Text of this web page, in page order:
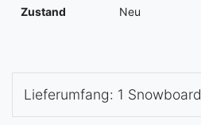
Zustand Neu
Lieferumfang: 1 Snowboard